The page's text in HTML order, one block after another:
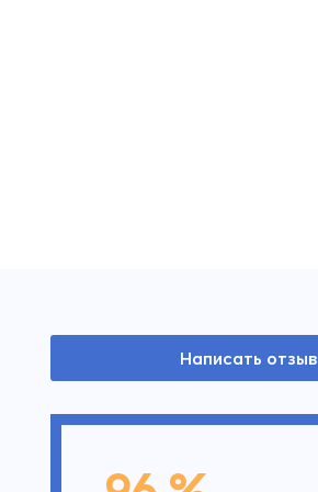
Написать отзыв